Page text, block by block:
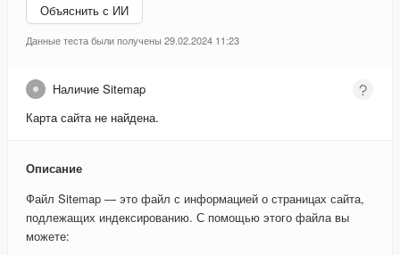
Объяснить с ИИ
Данные теста были получены 29.02.2024 11:23
Наличие Sitemap
Карта сайта не найдена.
Описание
Файл Sitemap — это файл с информацией о страницах сайта,
подлежащих индексированию. С помощью этого файла вы
можете: